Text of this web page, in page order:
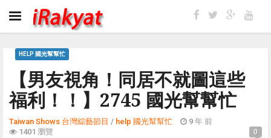
【男友視角！同居不就圖這些
福利！！】2745 國光幫幫忙
HELP 國光幫幫忙
Taiwan Shows 台灣綜藝節目 / help 國光幫幫忙
9 年 前
1401 瀏覽
0